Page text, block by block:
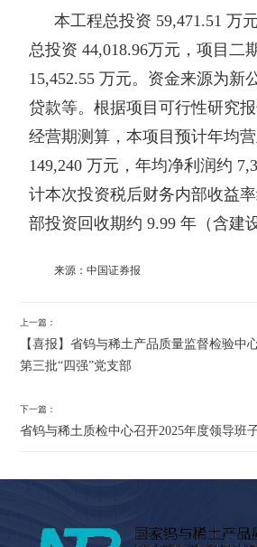
本工程总投资 59,471.51 万
总投资 44,018.96万元，项目二
15,452.55 万元。资金来源为新
贷款等。根据项目可行性研究
经营期测算，本项目预计年均
149,240 万元，年均净利润约
计本次投资税后财务内部收益
部投资回收期约 9.99 年（含建
来源：中国证券报
上一篇：
【喜报】省钨与稀土产品质量监督检验中
第三批“四强”党支部
下一篇：
省钨与稀土质检中心召开2025年度领导班